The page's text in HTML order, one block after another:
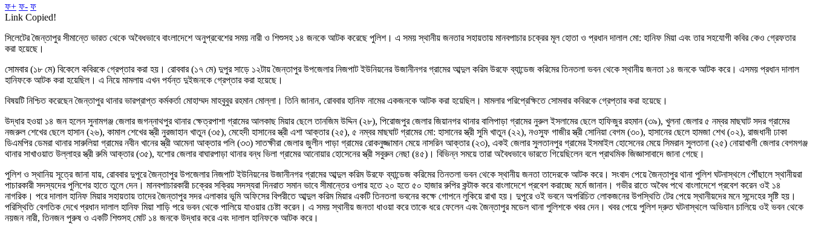
ফ+ ফ- ফ
Link Copied!
সিলেটের জৈন্তাপুর সীমান্তে ভারত থেকে অবৈধভাবে বাংলাদেশে অনুপ্রবেশের সময় নারী ও শিশুসহ ১৪ জনকে আটক করেছে পুলিশ। এ সময় স্থানীয় জনতার সহায়তায় মানবপাচার চক্রের মূল হোতা ও প্রধান দালাল মো: হানিফ মিয়া এবং তার সহযোগী কবির কেও গ্রেফতার
করা হয়েছে।
সোমবার (১৮ মে) বিকেলে কবিরকে গ্রেপ্তার করা হয়। রোববার (১৭ মে) দুপুর সাড়ে ১২টায় জৈন্তাপুর উপজেলার নিজপাট ইউনিয়নের উজানীনগর গ্রামের আব্দুল করিম উরফে ব্যান্ডেজ করিমের তিনতলা ভবন থেকে স্থানীয় জনতা ১৪ জনকে আটক করে। এসময় প্রধান দালাল
হানিফকে আটক করা হয়েছিল। এ নিয়ে মামলায় এখন পর্যন্ত দুইজনকে গ্রেপ্তার করা হয়েছে।
বিষয়টি নিশ্চিত করেছেন জৈন্তাপুর থানার ভারপ্রাপ্ত কর্মকর্তা মোহাম্মদ মাহবুবুর রহমান মোল্লা। তিনি জানান, রোববার হানিফ নামের একজনকে আটক করা হয়েছিল। মামলার পরিপ্রেক্ষিতে সোমবার কবিরকে গ্রেপ্তার করা হয়েছে।
উদ্ধার হওয়া ১৪ জন হলেন সুনামগঞ্জ জেলার জগন্নাথপুর থানার ক্ষেত্রপাশা গ্রামের আলকাছ মিয়ার ছেলে তানজিম উদ্দিন (২৮), পিরোজপুর জেলার জিয়ানগর থানার বালিপাড়া গ্রামের নুরুল ইসলামের ছেলে হাফিজুর রহমান (৩৯), খুলনা জেলার ৫ নম্বর মাছঘাট সদর গ্রামের
নজরুল শেখের ছেলে হাসান (২৬), কামাল শেখের স্ত্রী নুরজাহান খাতুন (৩৫), মেহেদী হাসানের স্ত্রী এশা আক্তার (২৫), ৫ নম্বর মাছঘাট গ্রামের মো: হাসানের স্ত্রী সুমি খাতুন (২২), নওসুফ গাজীর স্ত্রী সোনিয়া বেগম (৩০), হাসানের ছেলে হামজা শেখ (০২), রাজধানী ঢাকা
ডিএমপির ডেমরা থানার সারুলিয়া গ্রামের নবীন খানের স্ত্রী আমেনা আক্তার পলি (৩৩) সাতক্ষীরা জেলার জুলীন পাড়া গ্রামের রোকনুজ্জামান মেয়ে নাসরিন আক্তার (২৩), একই জেলার সুলতানপুর গ্রামের ইসমাইল হোসেনের মেয়ে সিমরান সুলতানা (২৫) নোয়াখালী জেলার বেগমগঞ্জ
থানার সাখাওয়াত উল্লাহর স্ত্রী রুমি আক্তার (৩৫), যশোর জেলার বাঘারপাড়া থানার বন্ধ ভিলা গ্রামের আনোয়ার হোসেনের স্ত্রী সবুরুন নেছা (৪৫)। বিভিন্ন সময়ে তারা অবৈধভাবে ভারতে গিয়েছিলেন বলে প্রাথমিক জিজ্ঞাসাবাদে জানা গেছে।
পুলিশ ও স্থানিয় সূত্রে জানা যায়, রোববার দুপুরে জৈন্তাপুর উপজেলার নিজপাট ইউনিয়নের উজানীনগর গ্রামের আব্দুল করিম উরফে ব্যান্ডেজ করিমের তিনতলা ভবন থেকে স্থানীয় জনতা তাদেরকে আটক করে। সংবাদ পেয়ে জৈন্তাপুর থানা পুলিশ ঘটনাস্থলে পৌঁছালে স্থানীয়রা
পাচারকারী সদস্যদের পুলিশের হাতে তুলে দেন। মানবপাচারকারী চক্রের সক্রিয় সদস্যরা দিনরাত সমান ভাবে সীমান্তের ওপার হতে ২০ হতে ৫০ হাজার রুপির কন্টাক করে বাংলাদেশে প্রবেশ করাচ্ছে মর্মে জানান। গভীর রাতে অবৈধ পথে বাংলাদেশে প্রবেশ করেন ওই ১৪
নাগরিক। পরে দালাল হানিফ মিয়ার সহায়তায় তাদের জৈন্তাপুর সদর এলাকার ভূমি অফিসের বিপরীতে আব্দুল করিম মিয়ার একটি তিনতলা ভবনের কক্ষে গোপনে লুকিয়ে রাখা হয়। দুপুরে ওই ভবনে অপরিচিত লোকজনের উপস্থিতি টের পেয়ে স্থানীয়দের মনে সন্দেহের সৃষ্টি হয়।
পরিস্থিতি বেগতিক দেখে প্রধান দালাল হানিফ মিয়া শাড়ি পরে ভবন থেকে পালিয়ে যাওয়ার চেষ্টা করেন। এ সময় স্থানীয় জনতা ধাওয়া করে তাকে ধরে ফেলেন এবং জৈন্তাপুর মডেল থানা পুলিশকে খবর দেন। খবর পেয়ে পুলিশ দ্রুত ঘটনাস্থলে অভিযান চালিয়ে ওই ভবন থেকে
নয়জন নারী, তিনজন পুরুষ ও একটি শিশুসহ মোট ১৪ জনকে উদ্ধার করে এবং দালাল হানিফকে আটক করে।